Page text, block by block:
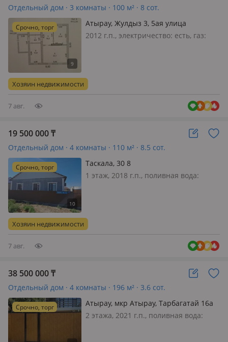
Отдельный дом · 3 комнаты · 100 м² · 8 сот.
Срочно, торг
Атырау, Жулдыз 3, 5ая улица
2012 г.п., электричество: есть, газ:
Продаётся 3-комнатный дом
площадью 9×9 м на участке 8 соток.
Хозяин недвижимости
7 авг.
19 500 000₸
Отдельный дом · 4 комнаты · 110 м² · 8.5 сот.
Срочно, торг
Таскала, 30 8
1 этаж, 2018 г.п., поливная вода:
Хозяин недвижимости
7 авг.
38 500 000₸
Отдельный дом · 4 комнаты · 196 м² · 3.6 сот.
Срочно, торг
Атырау, мкр Атырау, Тарбагатай 16а
2 этажа, 2021 г.п., поливная вода: